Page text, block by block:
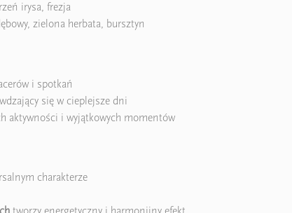
irysa, frezja
zielona herbata, bursztyn
i spotkań
się w cieplejsze dni
aktywności i wyjątkowych momentów
charakterze